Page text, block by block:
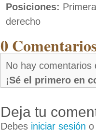
Posiciones:
derecho
0
No hay comentarios
¡Sé el primero en
Deja tu
Debes iniciar sesión